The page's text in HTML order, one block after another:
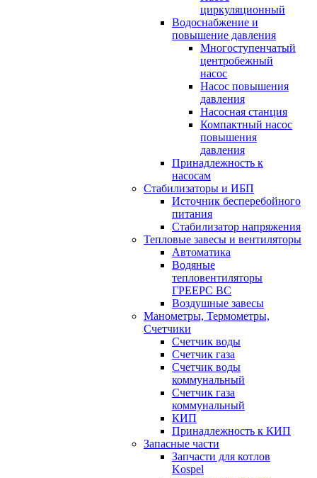
циркуляционный
Водоснабжение и
повышение давления
Многоступенчатый
центробежный
насос
Насос повышения
давления
Насосная станция
Компактный насос
повышения
давления
Принадлежность к
насосам
Стабилизаторы и ИБП
Источник бесперебойного
питания
Стабилизатор напряжения
Тепловые завесы и вентиляторы
Автоматика
Водяные
тепловентиляторы
ГРЕЕРС ВС
Воздушные завесы
Манометры, Термометры,
Счетчики
Счетчик воды
Счетчик газа
Счетчик воды
коммунальный
Счетчик газа
коммунальный
КИП
Принадлежность к КИП
Запасные части
Запчасти для котлов
Kospel